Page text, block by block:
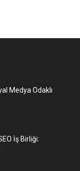
Medya Odaklı
İş Birliği: